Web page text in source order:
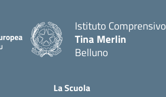
Istituto Comprensivo
Tina Merlin
Belluno
La Scuola